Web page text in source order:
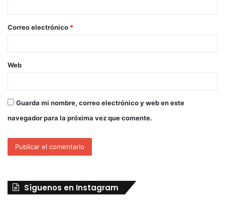
Correo electrónico *
Web
Guarda mi nombre, correo electrónico y web en este
navegador para la próxima vez que comente.
Síguenos en Instagram